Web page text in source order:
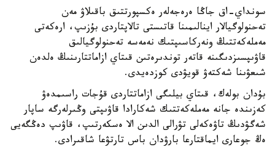
سونداي-اق جاڭا ەرەجەلەر ەكسپورتتىق باقىلاۋ مەن
تەحنولوگيالار اينالىمىنا قاتىستى تالاپتاردى بۇزىپ، ارەكەتى
مەملەكەتتىڭ ونەركاسىپتىك نەمەسە تەحنولوگيالىق
قاۋىپسىزدىگىنە قاتەر توندىرەتىن قىتاي ازاماتتارىنىڭ ەلدەن
شىعۋىنا شەكتەۋ قويۋدى كوزدەيدى.
بۇدان بولەك، قىتاي بيلىگى ازاماتتاردى قۇجات راسىمدەۋ
كەزىندە جانە مەملەكەتتىك شەكارادا قاۋىپتى وڭىرلەرگە ساپار
شەگۋدىڭ تاۋەكەلى تۋرالى الدىن الا ەسكەرتىپ، قاۋىپ دەڭگەيى
ەڭ جوعارى ايماقتارعا بارۋدان باس تارتۋعا شاقىرادى.